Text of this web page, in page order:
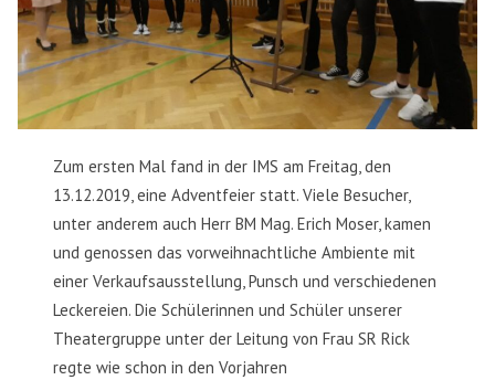
Zum ersten Mal fand in der IMS am Freitag, den
13.12.2019, eine Adventfeier statt. Viele Besucher,
unter anderem auch Herr BM Mag. Erich Moser, kamen
und genossen das vorweihnachtliche Ambiente mit
einer Verkaufsausstellung, Punsch und verschiedenen
Leckereien. Die Schülerinnen und Schüler unserer
Theatergruppe unter der Leitung von Frau SR Rick
regte wie schon in den Vorjahren